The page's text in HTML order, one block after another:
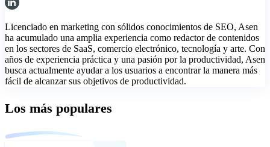
Licenciado en marketing con sólidos conocimientos de SEO, Asen
ha acumulado una amplia experiencia como redactor de contenidos
en los sectores de SaaS, comercio electrónico, tecnología y arte. Con
años de experiencia práctica y una pasión por la productividad, Asen
busca actualmente ayudar a los usuarios a encontrar la manera más
fácil de alcanzar sus objetivos de productividad.
Los más populares